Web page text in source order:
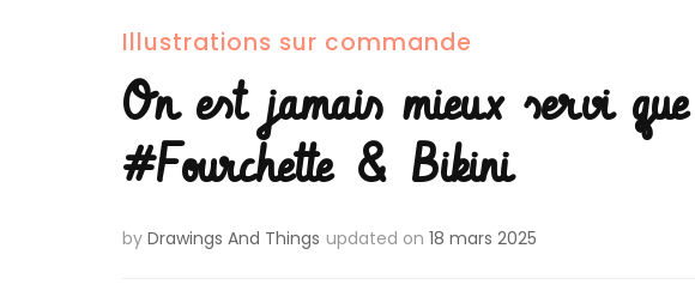
Illustrations sur commande
On est jamais mieux servi
#Fourchette & Bikini
by Drawings And Things updated on 18 mars 2025